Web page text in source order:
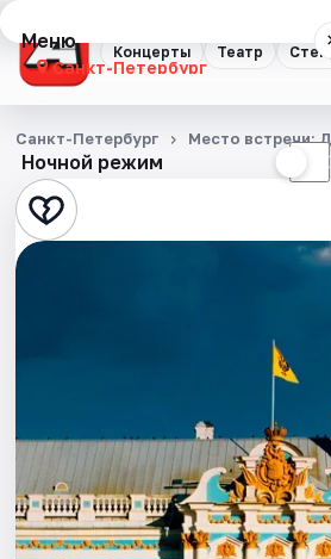
Концерты Театр
Меню
Санкт-Петербург
Концерты
Театр
Стендап
Спорт
События
Ночной режим ☾
Санкт-Петербург Место встречи: